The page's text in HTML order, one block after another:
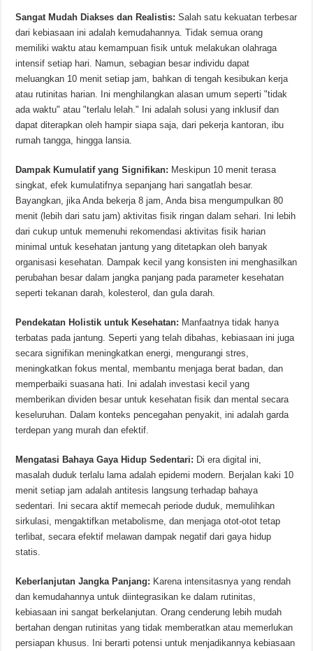
Sangat Mudah Diakses dan Realistis: Salah satu kekuatan terbesar
dari kebiasaan ini adalah kemudahannya. Tidak semua orang
memiliki waktu atau kemampuan fisik untuk melakukan olahraga
intensif setiap hari. Namun, sebagian besar individu dapat
meluangkan 10 menit setiap jam, bahkan di tengah kesibukan kerja
atau rutinitas harian. Ini menghilangkan alasan umum seperti "tidak
ada waktu" atau "terlalu lelah." Ini adalah solusi yang inklusif dan
dapat diterapkan oleh hampir siapa saja, dari pekerja kantoran, ibu
rumah tangga, hingga lansia.
Dampak Kumulatif yang Signifikan: Meskipun 10 menit terasa
singkat, efek kumulatifnya sepanjang hari sangatlah besar.
Bayangkan, jika Anda bekerja 8 jam, Anda bisa mengumpulkan 80
menit (lebih dari satu jam) aktivitas fisik ringan dalam sehari. Ini lebih
dari cukup untuk memenuhi rekomendasi aktivitas fisik harian
minimal untuk kesehatan jantung yang ditetapkan oleh banyak
organisasi kesehatan. Dampak kecil yang konsisten ini menghasilkan
perubahan besar dalam jangka panjang pada parameter kesehatan
seperti tekanan darah, kolesterol, dan gula darah.
Pendekatan Holistik untuk Kesehatan: Manfaatnya tidak hanya
terbatas pada jantung. Seperti yang telah dibahas, kebiasaan ini juga
secara signifikan meningkatkan energi, mengurangi stres,
meningkatkan fokus mental, membantu menjaga berat badan, dan
memperbaiki suasana hati. Ini adalah investasi kecil yang
memberikan dividen besar untuk kesehatan fisik dan mental secara
keseluruhan. Dalam konteks pencegahan penyakit, ini adalah garda
terdepan yang murah dan efektif.
Mengatasi Bahaya Gaya Hidup Sedentari: Di era digital ini,
masalah duduk terlalu lama adalah epidemi modern. Berjalan kaki 10
menit setiap jam adalah antitesis langsung terhadap bahaya
sedentari. Ini secara aktif memecah periode duduk, memulihkan
sirkulasi, mengaktifkan metabolisme, dan menjaga otot-otot tetap
terlibat, secara efektif melawan dampak negatif dari gaya hidup
statis.
Keberlanjutan Jangka Panjang: Karena intensitasnya yang rendah
dan kemudahannya untuk diintegrasikan ke dalam rutinitas,
kebiasaan ini sangat berkelanjutan. Orang cenderung lebih mudah
bertahan dengan rutinitas yang tidak memberatkan atau memerlukan
persiapan khusus. Ini berarti potensi untuk menjadikannya kebiasaan